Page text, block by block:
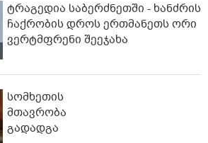
ტრაგედია საბერძნეთში - ხანძრის
ჩაქრობის დროს ერთმანეთს ორი
ვერტმფრენი შეეჯახა
სომხეთის
მთავრობა
გადადგა